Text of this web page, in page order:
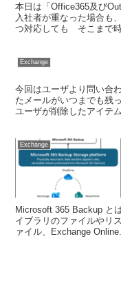
本日は「Office365及び
入社者が重なった場合も
つ対応しても そこまで時
Exchange
今回はユーザより問い合
たメールがいつまでも残
ユーザが削除したアイテ
Exchange
Microsoft 365 Backup と
イブラリのファイルやリ
ァイル、Exchange